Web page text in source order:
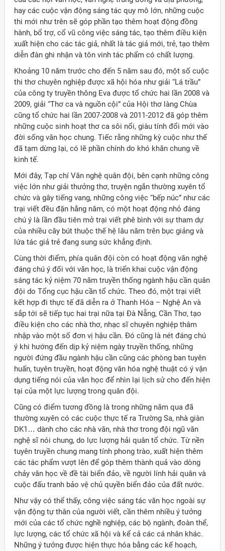
hay các cuộc vận động sáng tác quy mô lớn, những cuộc
thi mới như trên sẽ góp phần tạo thêm hoạt động đồng
hành, bổ trợ, cổ vũ công việc sáng tác, tạo thêm điều kiện
xuất hiện cho các tác giả, nhất là tác giả mới, trẻ, tạo thêm
diễn đàn ghi nhận và tôn vinh tác phẩm có chất lượng.
Khoảng 10 năm trước cho đến 5 năm sau đó, một số cuộc
thi thơ chuyên nghiệp được xã hội hóa như giải “Lá trầu”
của công ty truyền thông Eva được tổ chức hai lần 2008 và
2009, giải “Thơ ca và nguồn cội” của Hội thơ làng Chùa
cũng tổ chức hai lần 2007-2008 và 2011-2012 đã góp thêm
những cuộc sinh hoạt thơ ca sôi nổi, giàu tính đổi mới vào
đời sống văn học chung. Tiếc rằng những kỳ cuộc như thế
đã tạm dừng lại, có lẽ phần chính do khó khăn chung về
kinh tế.
Mới đây, Tạp chí Văn nghệ quân đội, bên cạnh những công
việc lớn như giải thưởng thơ, truyện ngắn thường xuyên tổ
chức và gây tiếng vang, những công việc “bếp núc” như các
trại viết đều đặn hằng năm, có một hoạt động nhỏ đáng
chú ý là lần đầu tiên mở trại viết phê bình với sự tham dự
của nhiều cây bút thuộc thế hệ lâu năm trên bục giảng và
lứa tác giả trẻ đang sung sức khẳng định.
Cùng thời điểm, phía quân đội còn có hoạt động văn nghệ
đáng chú ý đối với văn học, là triển khai cuộc vận động
sáng tác kỷ niệm 70 năm truyền thống ngành hậu cần quân
đội do Tổng cục hậu cần tổ chức. Theo đó, một trại viết
kết hợp đi thực tế đã diễn ra ở Thanh Hóa – Nghệ An và
sắp tới sẽ tiếp tục hai trại nữa tại Đà Nẵng, Cần Thơ, tạo
điều kiện cho các nhà thơ, nhạc sĩ chuyên nghiệp thâm
nhập vào một số đơn vị hậu cần. Đó cũng là nét đáng chú
ý khi hướng đến dịp kỷ niệm ngày truyền thống, những
người đứng đầu ngành hậu cần cũng các phòng ban tuyên
huấn, tuyên truyền, hoạt động văn hóa nghệ thuật có ý vận
dụng tiếng nói của văn học để nhìn lại lịch sử cho đến hiện
tại của một lực lượng trong quân đội.
Cũng có điểm tương đồng là trong những năm qua đã
thường xuyên có các cuộc thực tế ra Trường Sa, nhà giàn
DK1… dành cho các nhà văn, nhà thơ trong đội ngũ văn
nghệ sĩ nói chung, do lực lượng hải quân tổ chức. Từ nền
tuyên truyền chung mang tính phong trào, xuất hiện thêm
các tác phẩm vượt lên để góp thêm thành quả vào dòng
chảy văn học về đề tài biển đảo, về người lính hải quân và
cuộc đấu tranh bảo vệ chủ quyền biển đảo của đất nước.
Như vậy có thể thấy, công việc sáng tác văn học ngoài sự
vận động tự thân của người viết, cần thêm nhiều ý tưởng
mới của các tổ chức nghề nghiệp, các bộ ngành, đoàn thể,
lực lượng, các tổ chức xã hội và kể cả các cá nhân khác.
Những ý tưởng được hiện thực hóa bằng các kế hoạch,